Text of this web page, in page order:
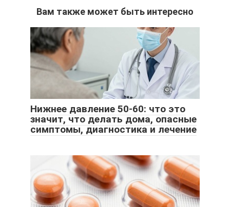
Вам также может быть интересно
Нижнее давление 50-60: что это
значит, что делать дома, опасные
симптомы, диагностика и лечение